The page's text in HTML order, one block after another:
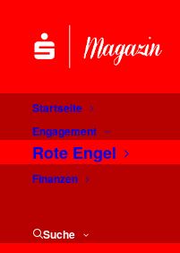
Startseite
Engagement
Rote Engel
Finanzen
Suche
Mehr als